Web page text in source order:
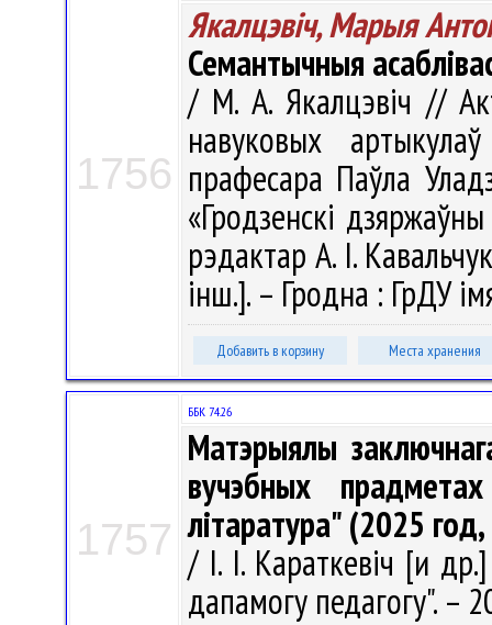
1756
Якалцэвіч, Марыя
Семантычныя
/ М. А. Якалцэвіч //
навуковых
прафесара Паўла
«Гродзенскі
рэдактар А. І.
інш.]. – Гродна : ГрДУ
Добавить в корзину Места хранения
1757
ББК 74.26
Матэрыялы
вучэбных
літаратура" (2025
/ І. І. Караткевіч [и
дапамогу педагогу". –